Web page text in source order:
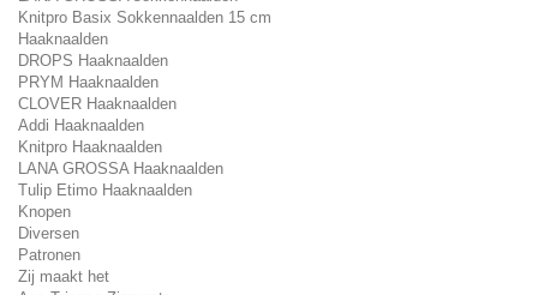
Knitpro Basix Sokkennaalden 15 cm
Haaknaalden
DROPS Haaknaalden
PRYM Haaknaalden
CLOVER Haaknaalden
Addi Haaknaalden
Knitpro Haaknaalden
LANA GROSSA Haaknaalden
Tulip Etimo Haaknaalden
Knopen
Diversen
Patronen
Zij maakt het